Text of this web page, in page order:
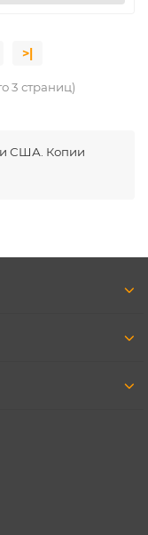
>|
3 страниц)
США. Копии